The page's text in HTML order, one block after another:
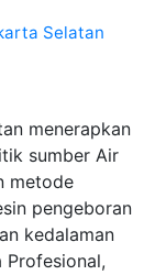
Selatan
menerapkan
sumber Air
metode
pengeboran
kedalaman
Profesional,